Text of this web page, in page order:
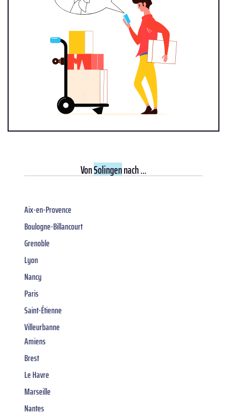
VonSolingennach ...
Aix-en-Provence
Boulogne-Billancourt
Grenoble
Lyon
Nancy
Paris
Saint-Étienne
Villeurbanne
Amiens
Brest
Le Havre
Marseille
Nantes